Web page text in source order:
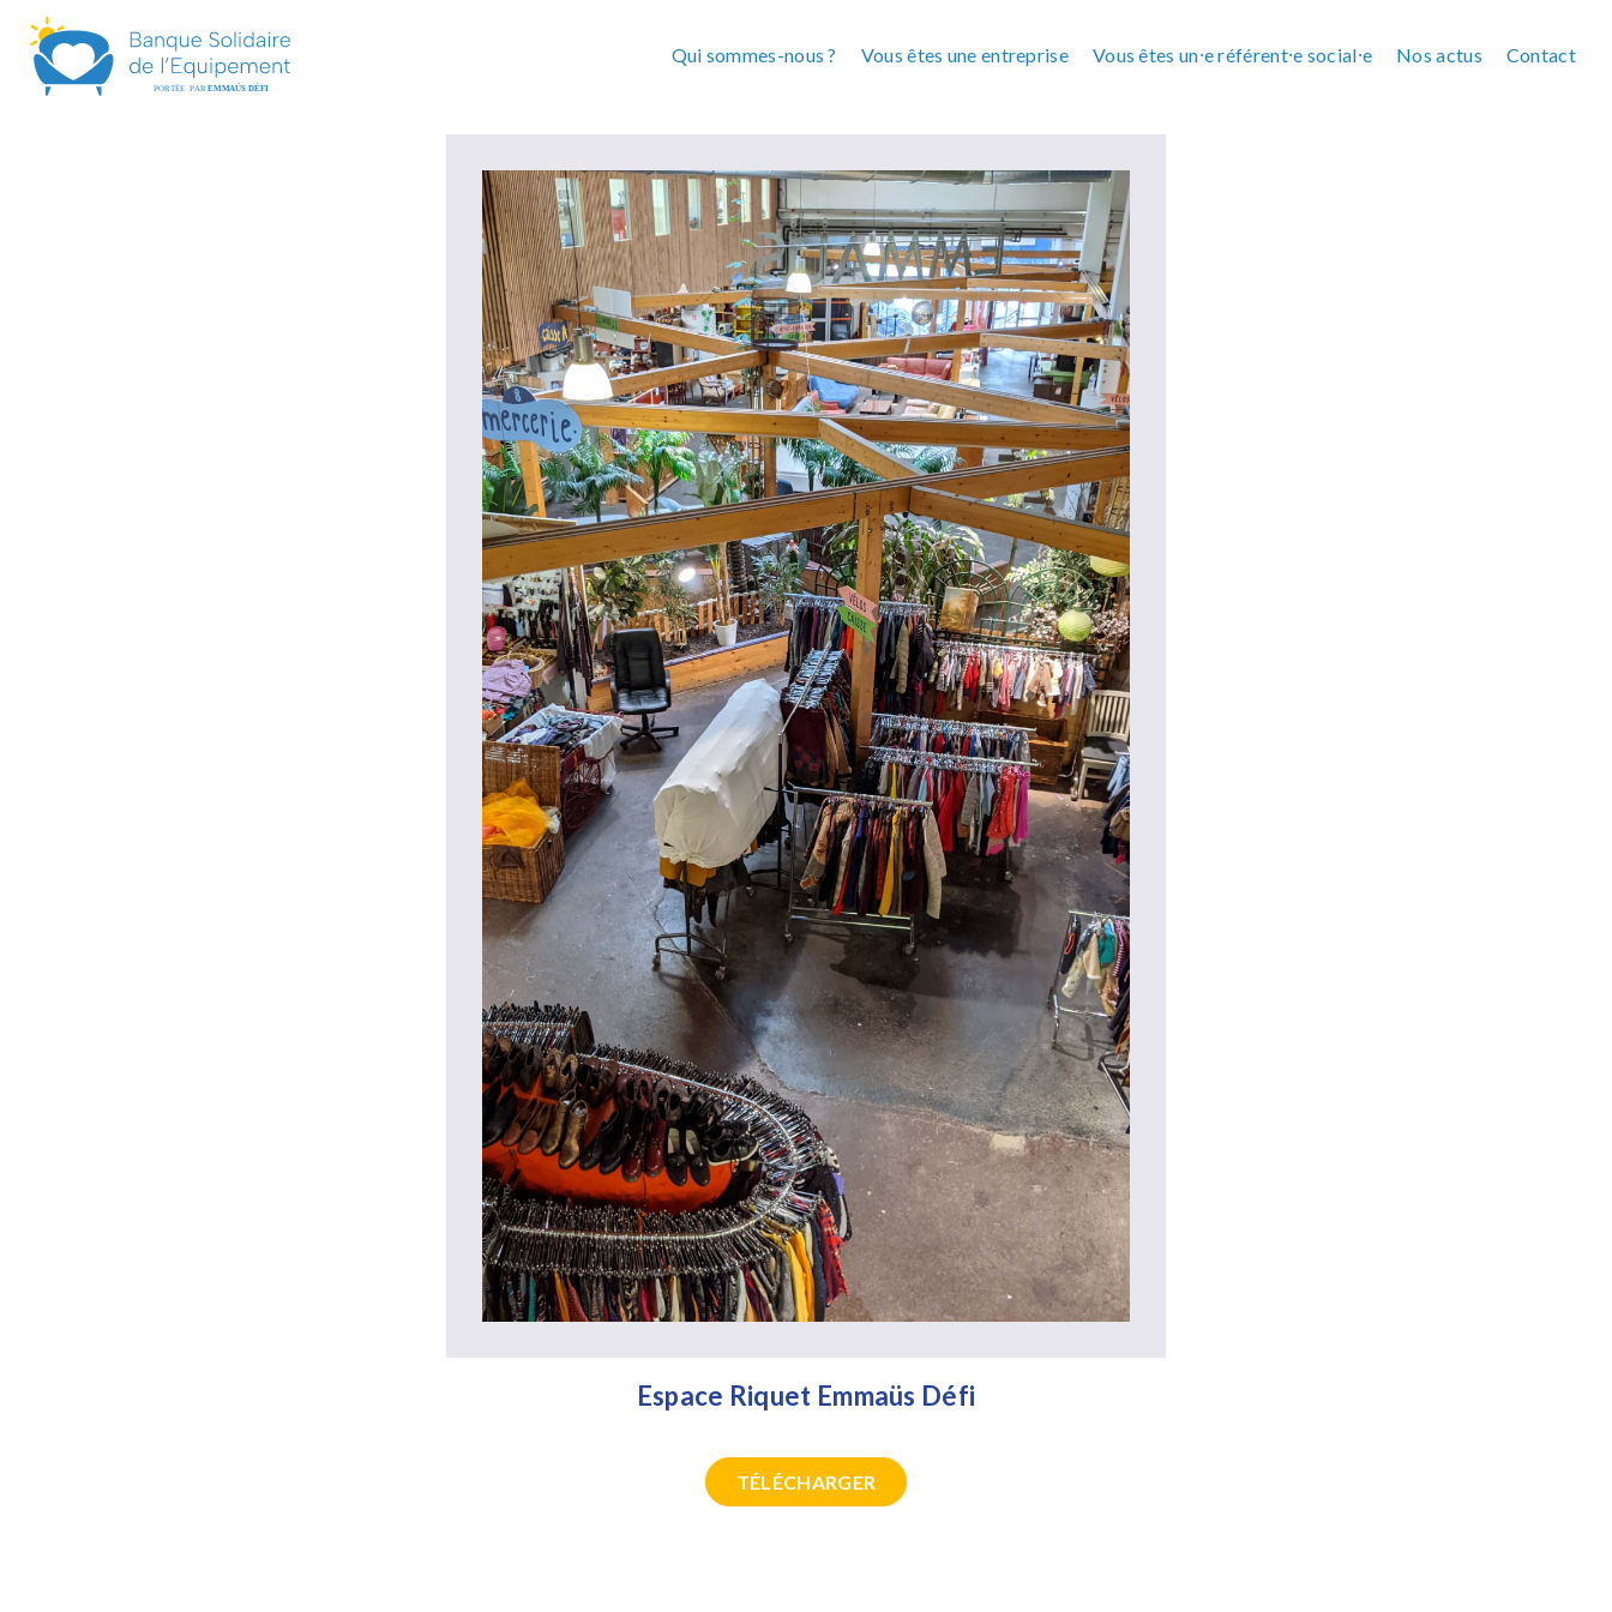
Qui sommes-nous ? Vous êtes une entreprise Vous êtes un⸱e référent⸱e social⸱e Nos actus Contact
Espace Riquet Emmaüs Défi
TÉLÉCHARGER